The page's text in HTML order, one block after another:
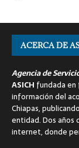
ACERCA DE
Agencia de
ASICH fundada
información del
Chiapas,
entidad. Dos años
internet, donde